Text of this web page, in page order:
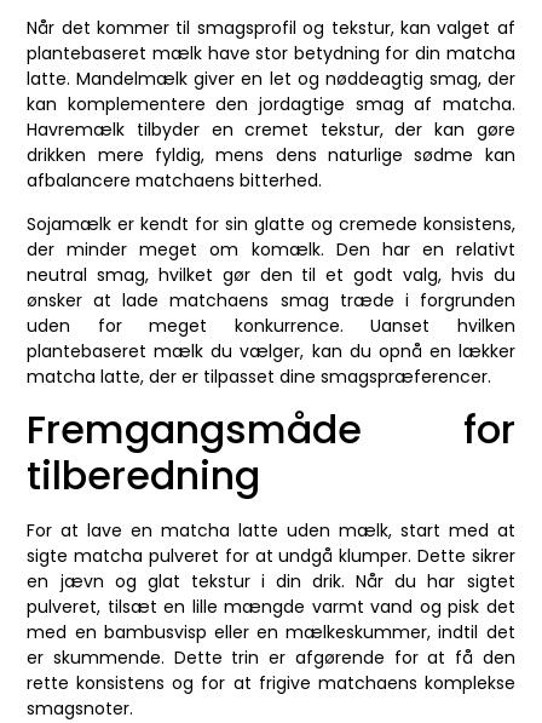
Når det kommer til smagsprofil og tekstur, kan valget af
plantebaseret mælk have stor betydning for din matcha
latte. Mandelmælk giver en let og nøddeagtig smag, der
kan komplementere den jordagtige smag af matcha.
Havremælk tilbyder en cremet tekstur, der kan gøre
drikken mere fyldig, mens dens naturlige sødme kan
afbalancere matchaens bitterhed.
Sojamælk er kendt for sin glatte og cremede konsistens,
der minder meget om komælk. Den har en relativt
neutral smag, hvilket gør den til et godt valg, hvis du
ønsker at lade matchaens smag træde i forgrunden
uden for meget konkurrence. Uanset hvilken
plantebaseret mælk du vælger, kan du opnå en lækker
matcha latte, der er tilpasset dine smagspræferencer.
Fremgangsmåde for
tilberedning
For at lave en matcha latte uden mælk, start med at
sigte matcha pulveret for at undgå klumper. Dette sikrer
en jævn og glat tekstur i din drik. Når du har sigtet
pulveret, tilsæt en lille mængde varmt vand og pisk det
med en bambusvisp eller en mælkeskummer, indtil det
er skummende. Dette trin er afgørende for at få den
rette konsistens og for at frigive matchaens komplekse
smagsnoter.